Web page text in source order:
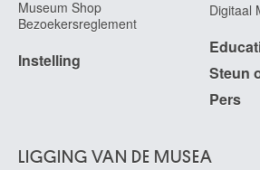
De Boeck Francine
Ukkel / Brussel 1949
De Bolle Francis
Elsene / Brussel 1939
Antwerpen 1792 - 1883
Museum Shop
Bezoekersreglement
Instelling
Digitaal
Steun
Pers
LIGGING VAN DE MUSEA